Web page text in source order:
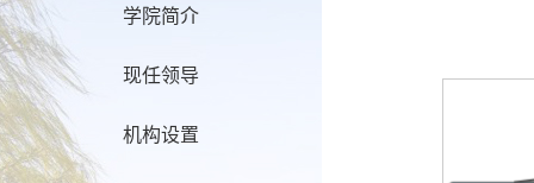
学院简介
现任领导
机构设置